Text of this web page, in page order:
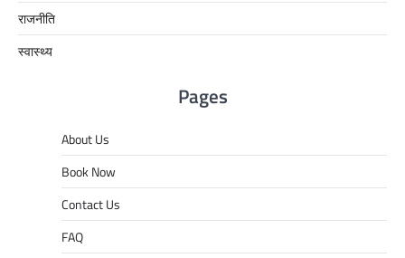
राजनीति
स्वास्थ्य
Pages
About Us
Book Now
Contact Us
FAQ